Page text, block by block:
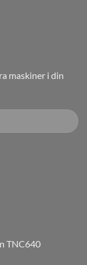
maskiner i din
TNC640